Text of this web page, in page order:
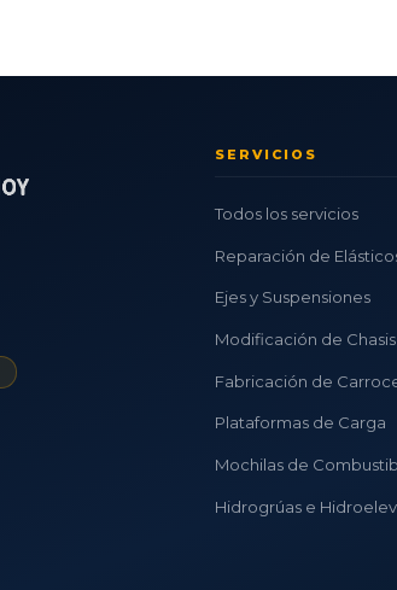
SERVICIOS
Todos los servicios
Reparación de
Ejes y Suspensiones
Modificación de Chasis
Fabricación de
Plataformas de Carga
Mochilas de
Hidrogrúas e